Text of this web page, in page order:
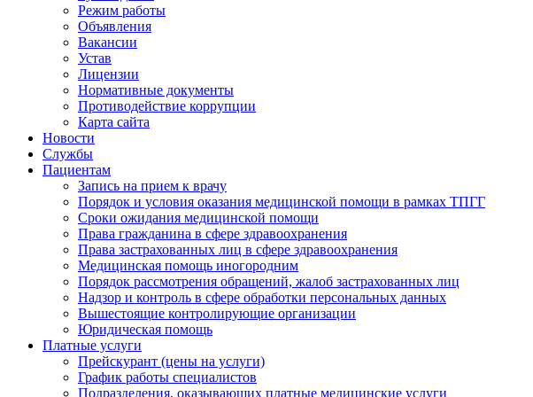
Режим работы
Объявления
Вакансии
Устав
Лицензии
Нормативные документы
Противодействие коррупции
Карта сайта
Новости
Службы
Пациентам
Запись на прием к врачу
Порядок и условия оказания медицинской помощи в рамках ТПГГ
Сроки ожидания медицинской помощи
Права гражданина в сфере здравоохранения
Права застрахованных лиц в сфере здравоохранения
Медицинская помощь иногородним
Порядок рассмотрения обращений, жалоб застрахованных лиц
Надзор и контроль в сфере обработки персональных данных
Вышестоящие контролирующие организации
Юридическая помощь
Платные услуги
Прейскурант (цены на услуги)
График работы специалистов
Подразделения, оказывающих платные медицинские услуги